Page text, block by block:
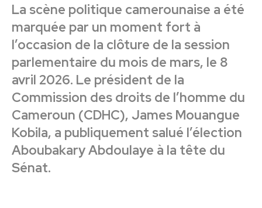
La scène politique camerounaise a été
marquée par un moment fort à
l’occasion de la clôture de la session
parlementaire du mois de mars, le 8
avril 2026. Le président de la
Commission des droits de l’homme du
Cameroun (CDHC), James Mouangue
Kobila, a publiquement salué l’élection
Aboubakary Abdoulaye à la tête du
Sénat.